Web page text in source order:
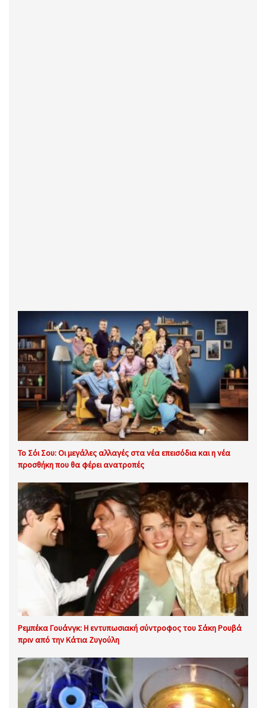
Το Σόι Σου: Οι μεγάλες αλλαγές στα νέα επεισόδια και η νέα
προσθήκη που θα φέρει ανατροπές
Ρεμπέκα Γουάνγκ: Η εντυπωσιακή σύντροφος του Σάκη Ρουβά
πριν από την Κάτια Ζυγούλη